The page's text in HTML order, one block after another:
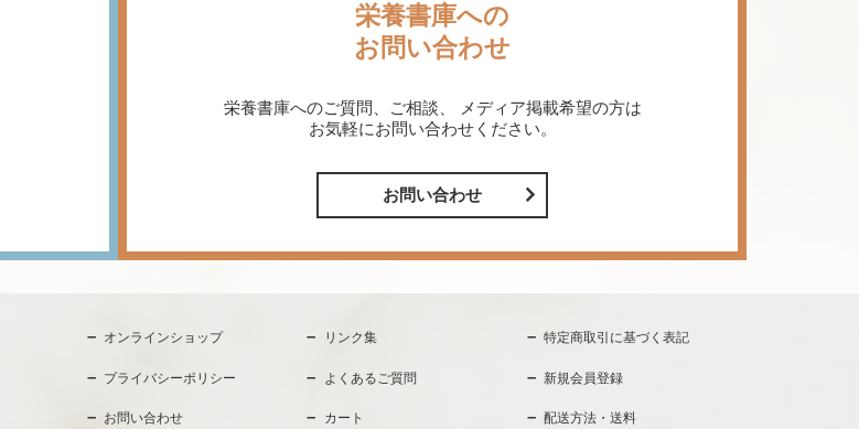
栄養書庫への
お問い合わせ
栄養書庫へのご質問、ご相談、
メディア掲載希望の方は
お気軽にお問い合わせください。
お問い合わせ
オンラインショップ リンク集 特定商取引に基づく表記
プライバシーポリシー よくあるご質問 新規会員登録
お問い合わせ カート 配送方法・送料